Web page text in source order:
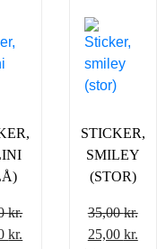
kr.
kr.
STICKER,
SMILEY
(STOR)
35,00kr.
Den
25,00 kr.